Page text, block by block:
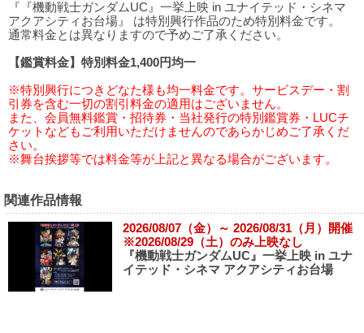
『『機動戦士ガンダムUC』一挙上映 in ユナイテッド・シネマ
アクアシティお台場』 は特別興行作品のため特別料金です。
通常料金とは異なりますので予めご了承ください。
【鑑賞料金】特別料金1,400円均一
※特別興行につきどなた様も均一料金です。サービスデー・割
引券を含む一切の割引料金の適用はございません。
また、会員無料鑑賞・招待券・当社発行の特別鑑賞券・LUCチ
ケットなどもご利用いただけませんのであらかじめご了承くだ
さい。
※舞台挨拶等では料金等が上記と異なる場合がございます。
関連作品情報
2026/08/07（金）～ 2026/08/31（月）開催
※2026/08/29（土）のみ上映なし
『機動戦士ガンダムUC』一挙上映 in ユナ
イテッド・シネマ アクアシティお台場